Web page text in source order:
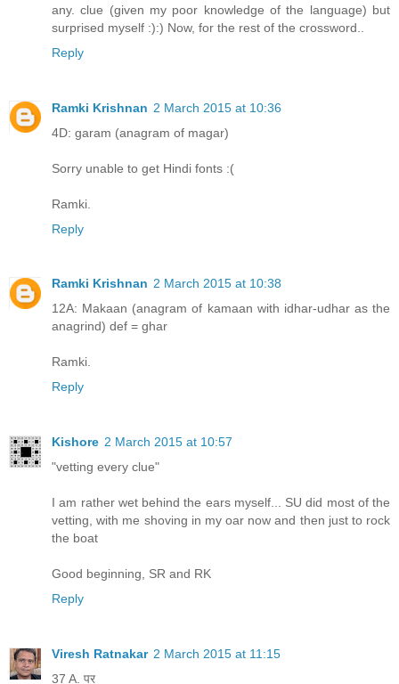
any. clue (given my poor knowledge of the language) but
surprised myself :):) Now, for the rest of the crossword..
Reply
Ramki Krishnan 2 March 2015 at 10:36
4D: garam (anagram of magar)
Sorry unable to get Hindi fonts :(
Ramki.
Reply
Ramki Krishnan 2 March 2015 at 10:38
12A: Makaan (anagram of kamaan with idhar-udhar as the
anagrind) def = ghar
Ramki.
Reply
Kishore 2 March 2015 at 10:57
"vetting every clue"
I am rather wet behind the ears myself... SU did most of the
vetting, with me shoving in my oar now and then just to rock
the boat
Good beginning, SR and RK
Reply
Viresh Ratnakar 2 March 2015 at 11:15
37 A. पर